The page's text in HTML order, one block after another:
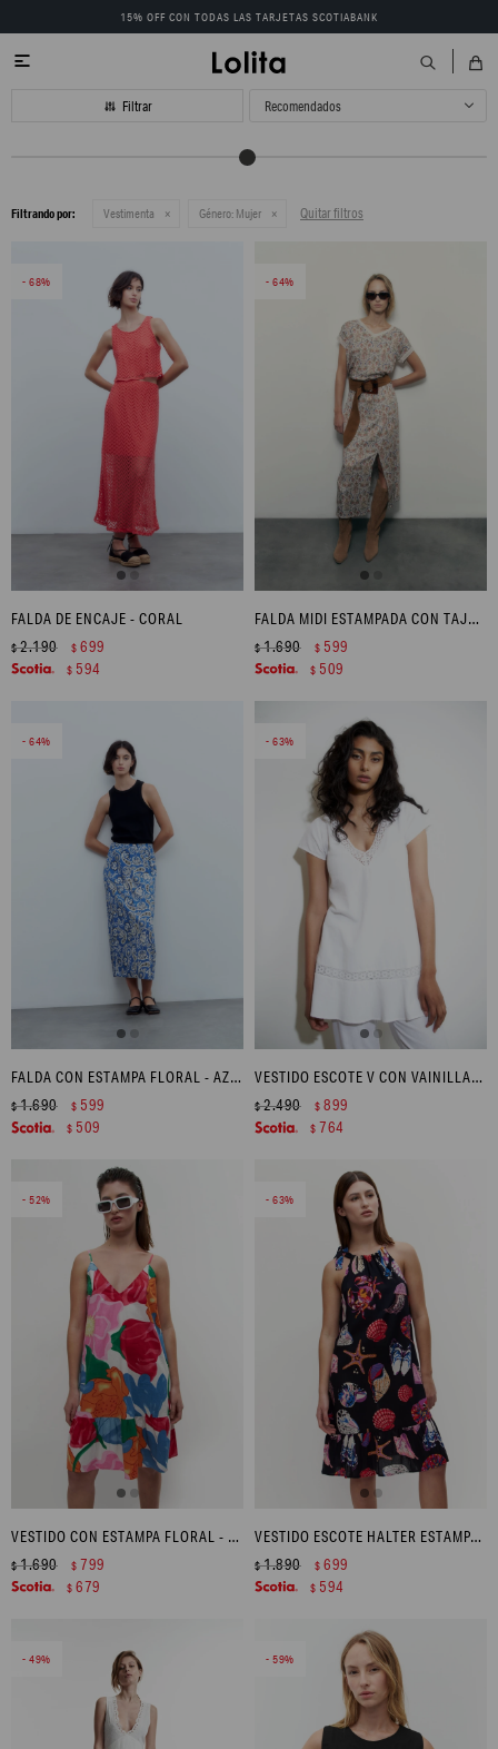
15% OFF CON TODAS LAS TARJETAS SCOTIABANK

Recomendados
Filtrando por: Vestimenta Género: Mujer Quitar filtros
68
FALDA DE ENCAJE - CORAL
$2.190 $ 699
$ 594
64
FALDA MIDI ESTAMPADA CON TAJO FRONTAL - MULTICOLOR
$1.690 $ 599
$ 509
64
FALDA CON ESTAMPA FLORAL - AZUL FRANCIA
$1.690 $ 599
$ 509
63
VESTIDO ESCOTE V CON VAINILLAS - BLANCO
$2.490 $ 899
$ 764
52
VESTIDO CON ESTAMPA FLORAL - MULTICOLOR
$1.690 $ 799
$ 679
63
VESTIDO ESCOTE HALTER ESTAMPA MARINA - AZUL MARINO
$1.890 $ 699
$ 594
49 59